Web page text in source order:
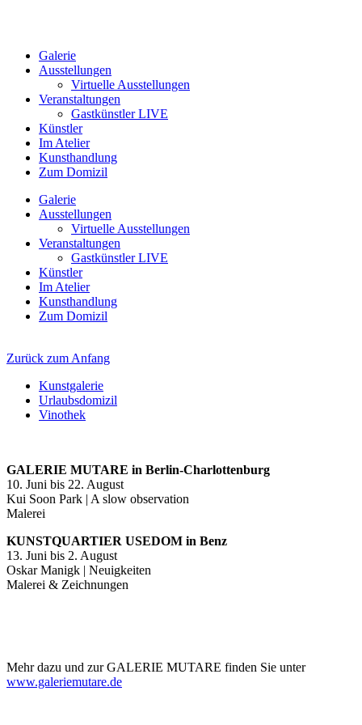
Galerie
Ausstellungen
Virtuelle Ausstellungen
Veranstaltungen
Gastkünstler LIVE
Künstler
Im Atelier
Kunsthandlung
Zum Domizil
Galerie
Ausstellungen
Virtuelle Ausstellungen
Veranstaltungen
Gastkünstler LIVE
Künstler
Im Atelier
Kunsthandlung
Zum Domizil
Zurück zum Anfang
Kunstgalerie
Urlaubsdomizil
Vinothek
GALERIE MUTARE in Berlin-Charlottenburg
10. Juni bis 22. August
Kui Soon Park | A slow observation
Malerei
KUNSTQUARTIER USEDOM in Benz
13. Juni bis 2. August
Oskar Manigk | Neuigkeiten
Malerei & Zeichnungen
Mehr dazu und zur GALERIE MUTARE finden Sie unter
www.galeriemutare.de